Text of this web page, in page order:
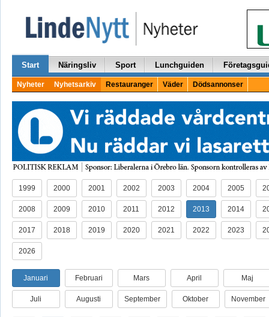
Start Näringsliv Sport Lunchguiden
Nyheter Nyhetsarkiv Restauranger Väder Dödsannonser
1999 2000 2001 2002 2003 2004 2005
2008 2009 2010 2011 2012 2013 2014
2017 2018 2019 2020 2021 2022 2023
2026
Januari Februari Mars April Maj
Juli Augusti September Oktober November